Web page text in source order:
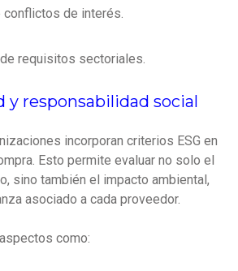
conflictos de interés.
requisitos sectoriales.
y responsabilidad social
incorporan criterios ESG en
Esto permite evaluar no solo el
sino también el impacto ambiental,
asociado a cada proveedor.
como: